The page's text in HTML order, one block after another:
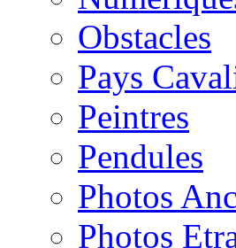
Obstacles
Pays
Peintres
Pendules
Photos
Photos